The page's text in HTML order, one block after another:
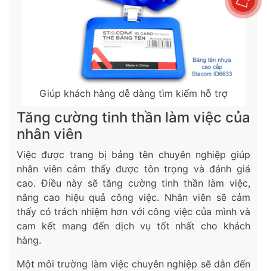
Giúp khách hàng dễ dàng tìm kiếm hỗ trợ
Tăng cường tinh thần làm việc của
nhân viên
Việc được trang bị bảng tên chuyên nghiệp giúp
nhân viên cảm thấy được tôn trọng và đánh giá
cao. Điều này sẽ tăng cường tinh thần làm việc,
nâng cao hiệu quả công việc. Nhân viên sẽ cảm
thấy có trách nhiệm hơn với công việc của mình và
cam kết mang đến dịch vụ tốt nhất cho khách
hàng.
Một môi trường làm việc chuyên nghiệp sẽ dẫn đến